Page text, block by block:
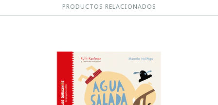
PRODUCTOS RELACIONADOS